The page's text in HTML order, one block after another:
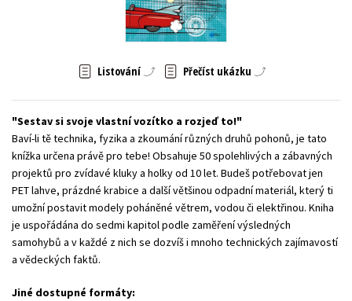
Zahraniční literatura
Listování Přečíst ukázku
Sestav si svoje vlastní vozítko a rozjeď to!
Baví-li tě technika, fyzika a zkoumání různých druhů pohonů, je tato
knížka určena právě pro tebe! Obsahuje 50 spolehlivých a zábavných
projektů pro zvídavé kluky a holky od 10 let. Budeš potřebovat jen
PET lahve, prázdné krabice a další většinou odpadní materiál, který ti
umožní postavit modely poháněné větrem, vodou či elektřinou. Kniha
je uspořádána do sedmi kapitol podle zaměření výsledných
samohybů a v každé z nich se dozvíš i mnoho technických zajímavostí
a vědeckých faktů.
Jiné dostupné formáty: